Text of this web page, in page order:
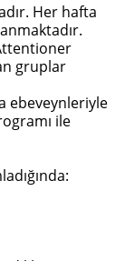
Her hafta
gruplar
ebeveynleriyle
ile